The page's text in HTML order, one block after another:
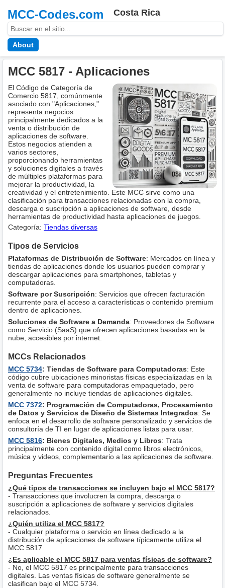
MCC-Codes.com Costa Rica
About
MCC 5817 - Aplicaciones
El Código de Categoría de
Comercio 5817, comúnmente
asociado con "Aplicaciones,"
representa negocios
principalmente dedicados a la
venta o distribución de
aplicaciones de software.
Estos negocios atienden a
varios sectores,
proporcionando herramientas
y soluciones digitales a través
de múltiples plataformas para
mejorar la productividad, la
creatividad y el entretenimiento. Este MCC sirve como una
clasificación para transacciones relacionadas con la compra,
descarga o suscripción a aplicaciones de software, desde
herramientas de productividad hasta aplicaciones de juegos.
Categoría: Tiendas diversas
Tipos de Servicios
Plataformas de Distribución de Software: Mercados en línea y
tiendas de aplicaciones donde los usuarios pueden comprar y
descargar aplicaciones para smartphones, tabletas y
computadoras.
Software por Suscripción: Servicios que ofrecen facturación
recurrente para el acceso a características o contenido premium
dentro de aplicaciones.
Soluciones de Software a Demanda: Proveedores de Software
como Servicio (SaaS) que ofrecen aplicaciones basadas en la
nube, accesibles por internet.
MCCs Relacionados
MCC 5734: Tiendas de Software para Computadoras: Este
código cubre ubicaciones minoristas físicas especializadas en la
venta de software para computadoras empaquetado, pero
generalmente no incluye tiendas de aplicaciones digitales.
MCC 7372: Programación de Computadoras, Procesamiento
de Datos y Servicios de Diseño de Sistemas Integrados: Se
enfoca en el desarrollo de software personalizado y servicios de
consultoría de TI en lugar de aplicaciones listas para usar.
MCC 5816: Bienes Digitales, Medios y Libros: Trata
principalmente con contenido digital como libros electrónicos,
música y videos, complementario a las aplicaciones de software.
Preguntas Frecuentes
¿Qué tipos de transacciones se incluyen bajo el MCC 5817?
- Transacciones que involucren la compra, descarga o
suscripción a aplicaciones de software y servicios digitales
relacionados.
¿Quién utiliza el MCC 5817?
- Cualquier plataforma o servicio en línea dedicado a la
distribución de aplicaciones de software típicamente utiliza el
MCC 5817.
¿Es aplicable el MCC 5817 para ventas físicas de software?
- No, el MCC 5817 es principalmente para transacciones
digitales. Las ventas físicas de software generalmente se
clasifican bajo el MCC 5734.